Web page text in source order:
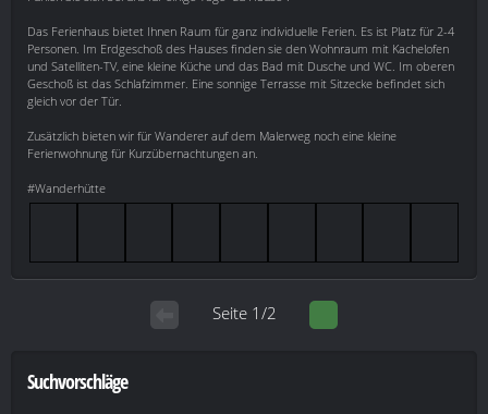
Das Ferienhaus bietet Ihnen Raum für ganz individuelle Ferien. Es ist Platz für 2-4
Personen. Im Erdgeschoß des Hauses finden sie den Wohnraum mit Kachelofen
und Satelliten-TV, eine kleine Küche und das Bad mit Dusche und WC. Im oberen
Geschoß ist das Schlafzimmer. Eine sonnige Terrasse mit Sitzecke befindet sich
gleich vor der Tür.
Zusätzlich bieten wir für Wanderer auf dem Malerweg noch eine kleine
Ferienwohnung für Kurzübernachtungen an.
#Wanderhütte
Seite 1/2
Suchvorschläge